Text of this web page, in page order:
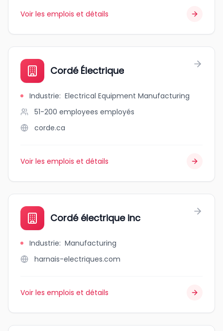
Voir les emplois et détails
Cordé Électrique
Industrie: Electrical Equipment Manufacturing
51-200 employees employés
corde.ca
Voir les emplois et détails
Cordé électrique inc
Industrie: Manufacturing
harnais-electriques.com
Voir les emplois et détails